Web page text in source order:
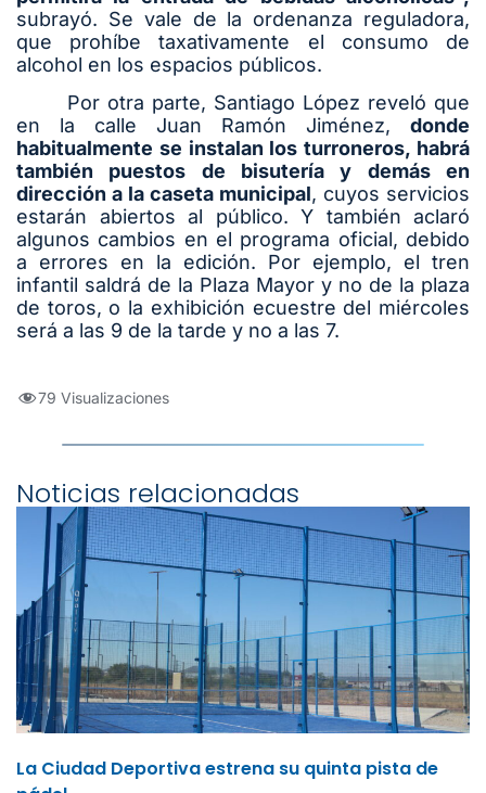
subrayó. Se vale de la ordenanza reguladora,
que prohíbe taxativamente el consumo de
alcohol en los espacios públicos.
Por otra parte, Santiago López reveló que
en la calle Juan Ramón Jiménez, donde
habitualmente se instalan los turroneros, habrá
también puestos de bisutería y demás en
dirección a la caseta municipal, cuyos servicios
estarán abiertos al público. Y también aclaró
algunos cambios en el programa oficial, debido
a errores en la edición. Por ejemplo, el tren
infantil saldrá de la Plaza Mayor y no de la plaza
de toros, o la exhibición ecuestre del miércoles
será a las 9 de la tarde y no a las 7.
79 Visualizaciones
Noticias relacionadas
La Ciudad Deportiva estrena su quinta pista de